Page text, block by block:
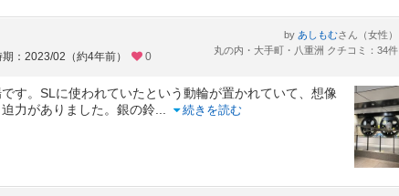
：2023/02（約4年前） 0
by あしもむさん（女性）
丸の内・大手町・八重洲 クチコミ：34件
す。SLに使われていたという動輪が置かれていて、想像
力がありました。銀の鈴
続きを読む